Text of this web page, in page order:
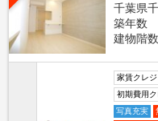
千葉県
築年数
建物階数
家賃クレ
初期費用
写真充実